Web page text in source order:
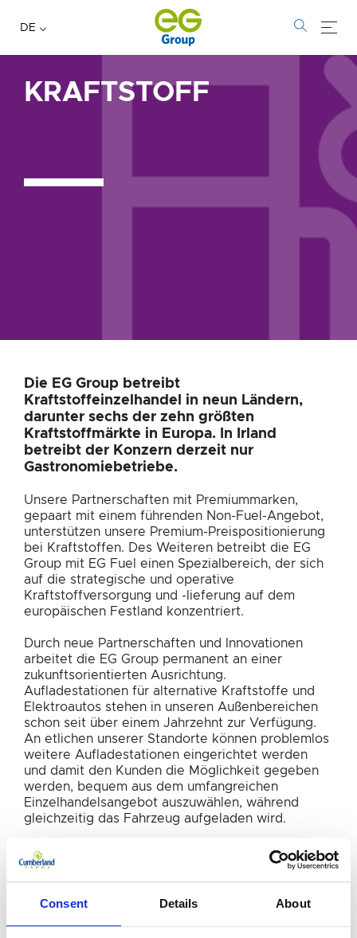
Consent Details About
DE
Kraftstoff
KRAFTSTOFF
Die EG Group betreibt
Kraftstoffeinzelhandel in neun Ländern,
darunter sechs der zehn größten
Kraftstoffmärkte in Europa. In Irland
betreibt der Konzern derzeit nur
Gastronomiebetriebe.
Unsere Partnerschaften mit Premiummarken,
gepaart mit einem führenden Non-Fuel-Angebot,
unterstützen unsere Premium-Preispositionierung
bei Kraftstoffen. Des Weiteren betreibt die EG
Group mit EG Fuel einen Spezialbereich, der sich
auf die strategische und operative
Kraftstoffversorgung und -lieferung auf dem
europäischen Festland konzentriert.
Durch neue Partnerschaften und Innovationen
arbeitet die EG Group permanent an einer
zukunftsorientierten Ausrichtung.
Aufladestationen für alternative Kraftstoffe und
Elektroautos stehen in unseren Außenbereichen
schon seit über einem Jahrzehnt zur Verfügung.
An etlichen unserer Standorte können problemlos
weitere Aufladestationen eingerichtet werden
und damit den Kunden die Möglichkeit gegeben
werden, bequem aus dem umfangreichen
Einzelhandelsangebot auszuwählen, während
gleichzeitig das Fahrzeug aufgeladen wird.
Deutschland